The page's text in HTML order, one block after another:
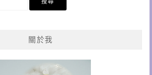
關於我